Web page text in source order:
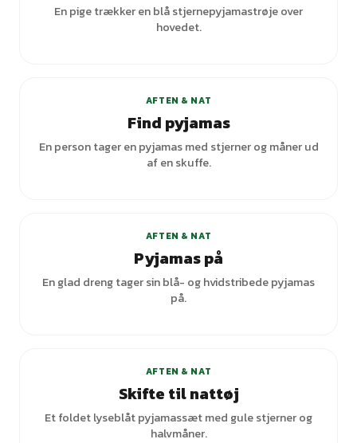
En pige trækker en blå stjernepyjamastrøje over
hovedet.
AFTEN & NAT
Find pyjamas
En person tager en pyjamas med stjerner og måner ud
af en skuffe.
AFTEN & NAT
Pyjamas på
En glad dreng tager sin blå- og hvidstribede pyjamas
på.
AFTEN & NAT
Skifte til nattøj
Et foldet lyseblåt pyjamassæt med gule stjerner og
halvmåner.